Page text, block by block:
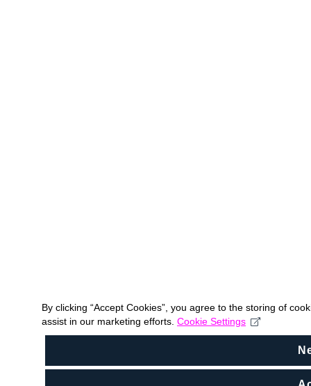
By clicking “Accept Cookies”, you agree to the storing of
assist in our marketing efforts. Cookie Settings